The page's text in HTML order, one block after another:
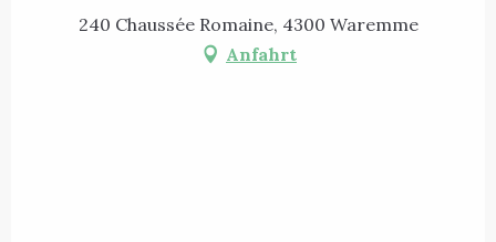
240 Chaussée Romaine, 4300 Waremme
Anfahrt